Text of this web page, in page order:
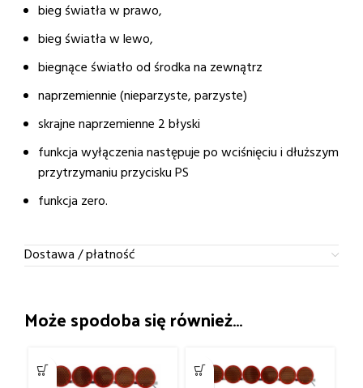
bieg światła w prawo,
bieg światła w lewo,
biegnące światło od środka na zewnątrz
naprzemiennie (nieparzyste, parzyste)
skrajne naprzemienne 2 błyski
funkcja wyłączenia następuje po wciśnięciu i dłuższym
przytrzymaniu przycisku PS
funkcja zero.
Dostawa / płatność
Może spodoba się również…